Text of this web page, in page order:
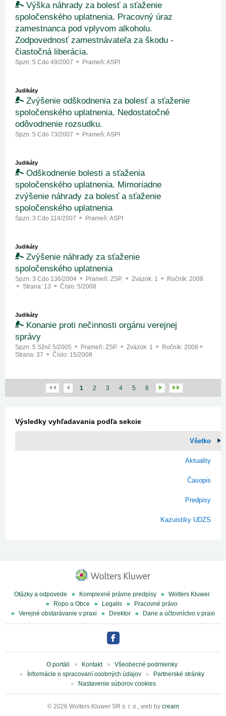
Výška náhrady za bolesť a sťaženie
spoločenského uplatnenia. Pracovný úraz
zamestnanca pod vplyvom alkoholu.
Zodpovednosť zamestnávateľa za škodu -
čiastočná liberácia.
Spzn: 5 Cdo 49/2007 Prameň:ASPI
Judikáty
Zvýšenie odškodnenia za bolesť a sťaženie
spoločenského uplatnenia. Nedostatočné
odôvodnenie rozsudku.
Spzn: 5 Cdo 73/2007 Prameň:ASPI
Judikáty
Odškodnenie bolesti a sťaženia
spoločenského uplatnenia. Mimoriadne
zvýšenie náhrady za bolesť a sťaženie
spoločenského uplatnenia
Spzn: 3 Cdo 114/2007 Prameň:ASPI
Judikáty
Zvýšenie náhrady za sťaženie
spoločenského uplatnenia
Spzn: 3 Cdo 136/2004 Prameň: ZSP. Zväzok: 1 Ročník: 2008
Strana: 13 Číslo: 5/2008
Judikáty
Konanie proti nečinnosti orgánu verejnej
správy
Spzn: 5 Sžnč 5/2005 Prameň: ZSP. Zväzok: 1 Ročník: 2008
Strana: 37 Číslo: 15/2008
1 2 3 4 5 6
Výsledky vyhľadavania podľa sekcie
Všetko
Aktuality
Časopis
Predpisy
Kazuistiky UDZS
Otázky a odpovede Komplexné právne predpisy
Wolters Kluwer
Ropo a Obce
Legalis
Pracovné právo
Verejné obstarávanie v praxi
Direktor Dane a účtovníctvo v praxi
O portáli Kontakt
Všeobecné podmienky
Ïnformácie o spracovaní osobných údajov
Partnerské stránky
Nastavenie súborov cookies
© 2026 Wolters Kluwer SR s. r. o., web by cream